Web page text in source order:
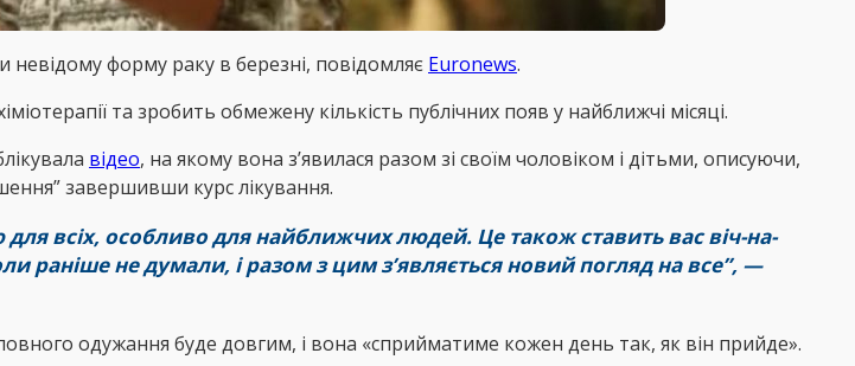
невідому форму раку в березні, повідомляє Еuronews.
та зробить обмежену кількість публічних появ у найближчі місяці.
відео, на якому вона з’явилася разом зі своїм чоловіком і дітьми, описуючи,
завершивши курс лікування.
всіх, особливо для найближчих людей. Це також ставить вас віч-на-
раніше не думали, і разом з цим з’являється новий погляд на все”, —
одужання буде довгим, і вона «сприйматиме кожен день так, як він прийде».